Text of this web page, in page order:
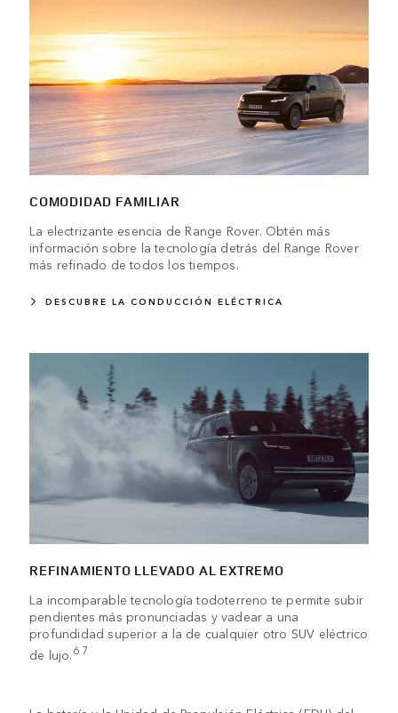
COMODIDAD FAMILIAR
La electrizante esencia de Range Rover. Obtén más
información sobre la tecnología detrás del Range Rover
más refinado de todos los tiempos.
DESCUBRE LA CONDUCCIÓN ELÉCTRICA
REFINAMIENTO LLEVADO AL EXTREMO
La incomparable tecnología todoterreno te permite subir
pendientes más pronunciadas y vadear a una
profundidad superior a la de cualquier otro SUV eléctrico
de lujo.6 7